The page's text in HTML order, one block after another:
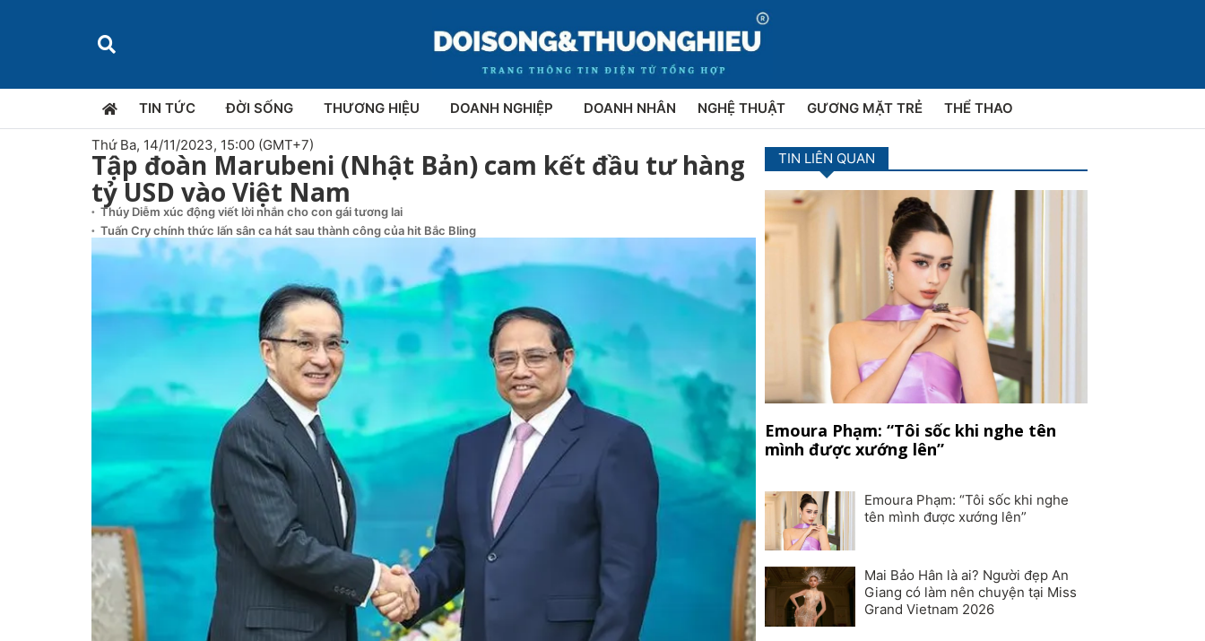
TIN TỨC ĐỜI SỐNG THƯƠNG HIỆU DOANH NGHIỆP DOANH NHÂN NGHỆ THUẬT GƯƠNG MẶT TRẺ THỂ THAO
Thứ Ba, 14/11/2023, 15:00 (GMT+7)
Tập đoàn Marubeni (Nhật Bản) cam kết đầu tư hàng
tỷ USD vào Việt Nam
Thúy Diễm xúc động viết lời nhắn cho con gái tương lai
Tuấn Cry chính thức lấn sân ca hát sau thành công của hit Bắc Bling
TIN LIÊN QUAN
Emoura Phạm: “Tôi sốc khi nghe tên
mình được xướng lên”
Emoura Phạm: “Tôi sốc khi nghe
tên mình được xướng lên”
Mai Bảo Hân là ai? Người đẹp An
Giang có làm nên chuyện tại Miss
Grand Vietnam 2026